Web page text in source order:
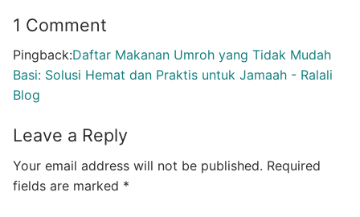
1 Comment
Pingback:Daftar Makanan Umroh yang Tidak Mudah
Basi: Solusi Hemat dan Praktis untuk Jamaah - Ralali
Blog
Leave a Reply
Your email address will not be published. Required
fields are marked *